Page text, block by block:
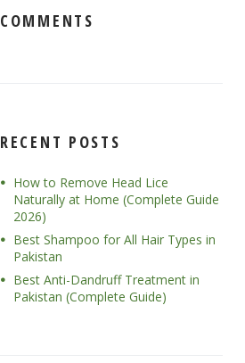
COMMENTS
RECENT POSTS
How to Remove Head Lice
Naturally at Home (Complete Guide
2026)
Best Shampoo for All Hair Types in
Pakistan
Best Anti-Dandruff Treatment in
Pakistan (Complete Guide)